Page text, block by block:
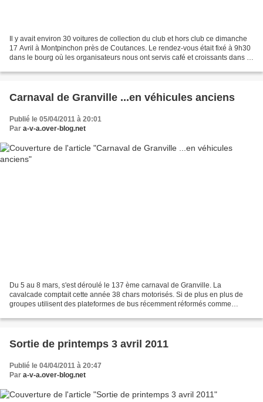
Il y avait environ 30 voitures de collection du club et hors club ce dimanche
17 Avril à Montpinchon près de Coutances. Le rendez-vous était fixé à 9h30
dans le bourg où les organisateurs nous ont servis café et croissants dans le
Carnaval de Granville ...en véhicules anciens
Publié le 05/04/2011 à 20:01
Par a-v-a.over-blog.net
Du 5 au 8 mars, s'est déroulé le 137 ème carnaval de Granville. La
cavalcade comptait cette année 38 chars motorisés. Si de plus en plus de
groupes utilisent des plateformes de bus récemment réformés comme
Sortie de printemps 3 avril 2011
Publié le 04/04/2011 à 20:47
Par a-v-a.over-blog.net